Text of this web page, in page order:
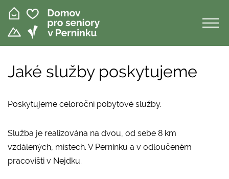
Přejít
hlavnímu
obsahu
Jaké služby poskytujeme
Poskytujeme celoroční pobytové služby.
Služba je realizována na dvou, od sebe 8 km
vzdálených, místech. V Perninku a v odloučeném
pracovišti v Nejdku.